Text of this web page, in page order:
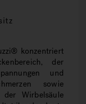
konzentriert
der
und
sowie
der Wirbelsäule